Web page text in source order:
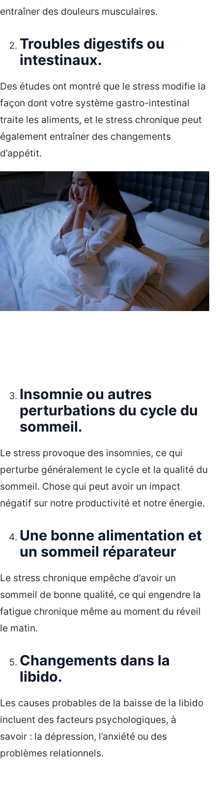
entraîner des douleurs musculaires.
Troubles digestifs ou
intestinaux.
Des études ont montré que le stress modifie la
façon dont votre système gastro-intestinal
traite les aliments, et le stress chronique peut
également entraîner des changements
d’appétit.
Insomnie ou autres
perturbations du cycle du
sommeil.
Le stress provoque des insomnies, ce qui
perturbe généralement le cycle et la qualité du
sommeil. Chose qui peut avoir un impact
négatif sur notre productivité et notre énergie.
Une bonne alimentation et
un sommeil réparateur
Le stress chronique empêche d’avoir un
sommeil de bonne qualité, ce qui engendre la
fatigue chronique même au moment du réveil
le matin.
Changements dans la
libido.
Les causes probables de la baisse de la libido
incluent des facteurs psychologiques, à
savoir : la dépression, l’anxiété ou des
problèmes relationnels.